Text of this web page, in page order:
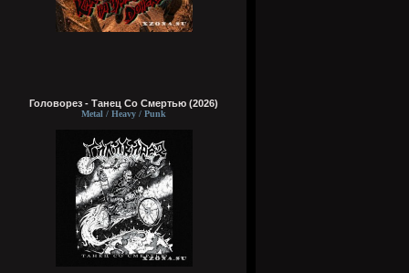
Головорез - Tанец Со Смертью (2026)
Metal / Heavy / Punk